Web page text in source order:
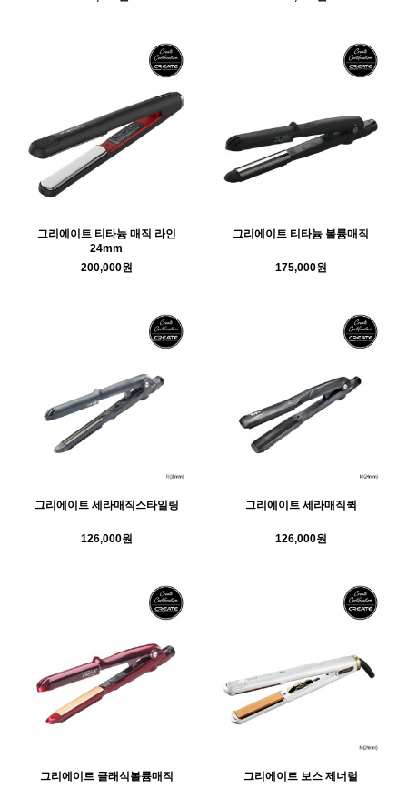
그리에이트 티타늄 매직 라인
24mm
200,000원
그리에이트 티타늄 볼륨매직
175,000원
그리에이트 세라매직스타일링
126,000원
그리에이트 세라매직퀵
126,000원
그리에이트 클래식볼륨매직 그리에이트 보스 제너럴